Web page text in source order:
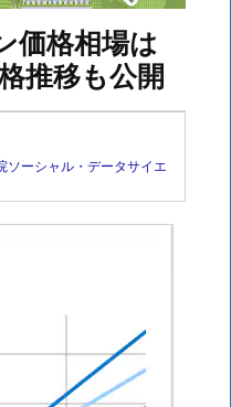
価格相場は
推移も公開
ソーシャル・データサイエ